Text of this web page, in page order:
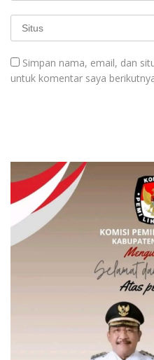
Simpan nama, email, dan
untuk komentar saya